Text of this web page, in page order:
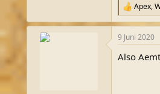
R
e
a
k
i
Apex,
9 Juni 2020
Also